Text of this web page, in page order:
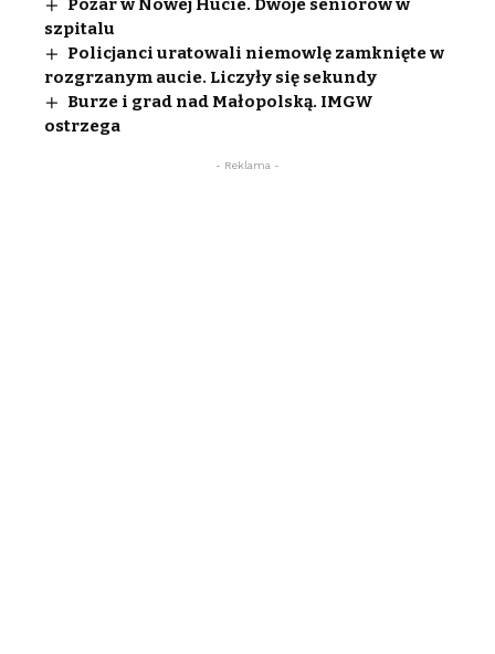
Pożar w Nowej Hucie. Dwoje seniorów w
szpitalu
Policjanci uratowali niemowlę zamknięte w
rozgrzanym aucie. Liczyły się sekundy
Burze i grad nad Małopolską. IMGW
ostrzega
- Reklama -